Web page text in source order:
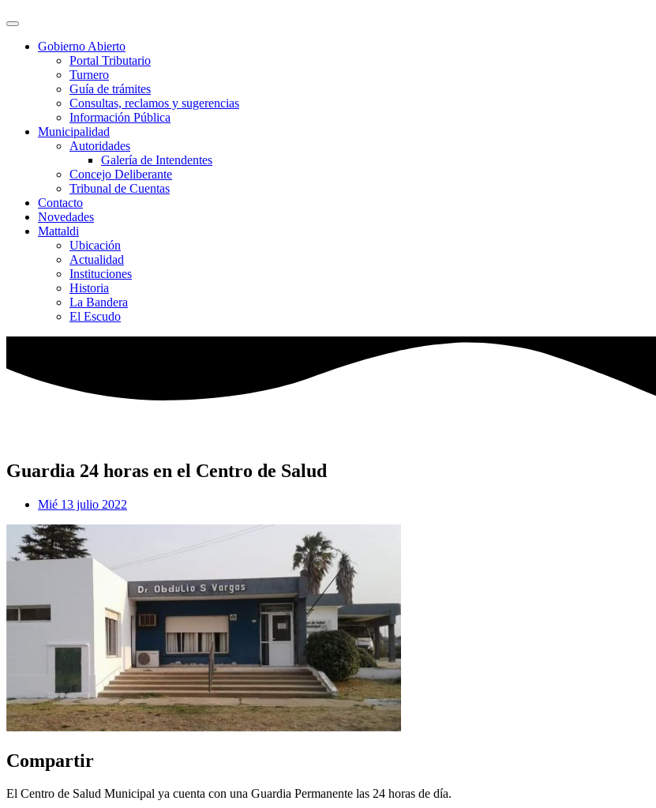
Gobierno Abierto
Portal Tributario
Turnero
Guía de trámites
Consultas, reclamos y sugerencias
Información Pública
Municipalidad
Autoridades
Galería de Intendentes
Concejo Deliberante
Tribunal de Cuentas
Contacto
Novedades
Mattaldi
Ubicación
Actualidad
Instituciones
Historia
La Bandera
El Escudo
Guardia 24 horas en el Centro de Salud
Mié 13 julio 2022
Compartir
El Centro de Salud Municipal ya cuenta con una Guardia Permanente las 24 horas de día.